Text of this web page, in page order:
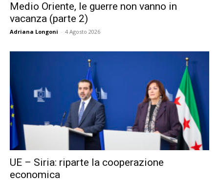
Medio Oriente, le guerre non vanno in
vacanza (parte 2)
Adriana Longoni - 4 Agosto 2026
UE – Siria: riparte la cooperazione
economica